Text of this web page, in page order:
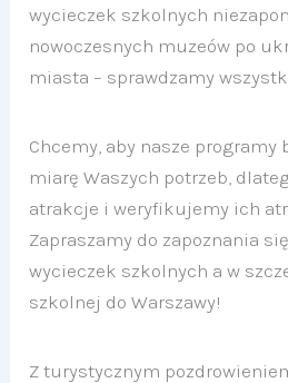
wycieczek szkolnych
nowoczesnych muzeów po
miasta – sprawdzamy
Chcemy, aby nasze programy
miarę Waszych potrzeb,
atrakcje i weryfikujemy ich
Zapraszamy do zapoznania
wycieczek szkolnych a w
szkolnej do Warszawy!
Z turystycznym